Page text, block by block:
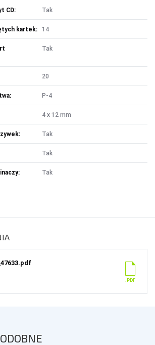
CD: Tak
kartek: 14
Tak
20
P-4
4 x 12 mm
Tak
Tak
Tak